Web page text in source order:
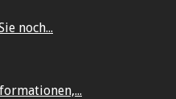
noch...